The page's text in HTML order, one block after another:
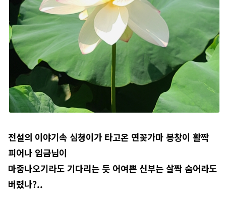
전설의 이야기속 심청이가 타고온 연꽃가마 봉창이 활짝
피어나 임금님이
마중나오기라도 기다리는 듯 어여쁜 신부는 살짝 숨어라도
버렸나?..